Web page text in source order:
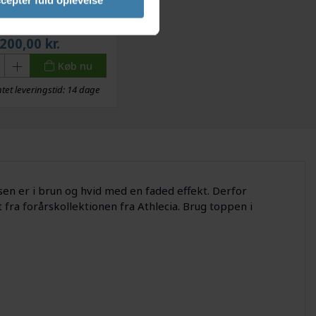
All-season Socks -
- Str. 38-
41
200,00 kr.
Køb nu
leveringstid: 14 dage
er i brun og hvid med en faded effekt. Derfor
forårskollektionen fra Athlecia. Brug toppen i